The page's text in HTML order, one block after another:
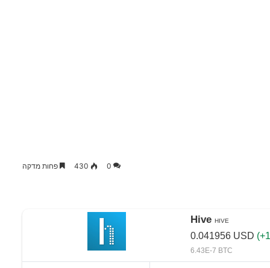
0
430 פחות מדקה
Hive HIVE
0.041956 USD
6.43E-7 BTC